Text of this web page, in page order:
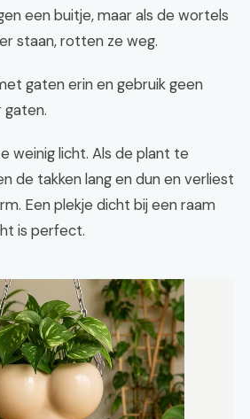
een buitje, maar als de wortels
staan, rotten ze weg.
gaten erin en gebruik geen
weinig licht. Als de plant te
de takken lang en dun en verliest
Een plekje dicht bij een raam
is perfect.